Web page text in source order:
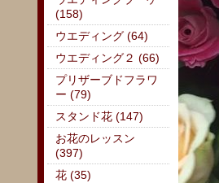
(158)
ウエディング (64)
ウエディング２ (66)
プリザーブドフラワ
ー (79)
スタンド花 (147)
お花のレッスン
(397)
花 (35)